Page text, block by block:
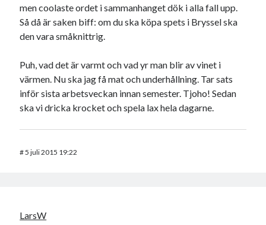
men coolaste ordet i sammanhanget dök i alla fall upp.
Så då är saken biff: om du ska köpa spets i Bryssel ska
den vara småknittrig.
Puh, vad det är varmt och vad yr man blir av vinet i
värmen. Nu ska jag få mat och underhållning. Tar sats
inför sista arbetsveckan innan semester. Tjoho! Sedan
ska vi dricka krocket och spela lax hela dagarne.
#5 juli 2015 19:22
LarsW